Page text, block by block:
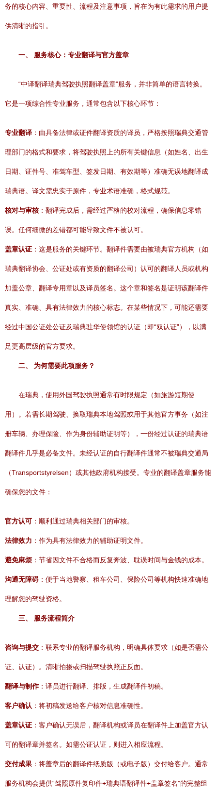
务的核心内容、重要性、流程及注意事项，旨在为有此需求的用户提
供清晰的指引。
一、 服务核心：专业翻译与官方盖章
“中译翻译瑞典驾驶执照翻译盖章”服务，并非简单的语言转换。
它是一项综合性专业服务，通常包含以下核心环节：
专业翻译 ：由具备法律或证件翻译资质的译员，严格按照瑞典交通管
理部门的格式和要求，将驾驶执照上的所有关键信息（如姓名、出生
日期、证件号、准驾车型、签发日期、有效期等）准确无误地翻译成
瑞典语。译文需忠实于原件，专业术语准确，格式规范。
核对与审核 ：翻译完成后，需经过严格的校对流程，确保信息零错
误。任何细微的差错都可能导致文件不被认可。
盖章认证 ：这是服务的关键环节。翻译件需要由被瑞典官方机构（如
瑞典翻译协会、公证处或有资质的翻译公司）认可的翻译人员或机构
加盖公章、翻译专用章以及译员签名。这个章和签名是证明该翻译件
真实、准确、具有法律效力的核心标志。在某些情况下，可能还需要
经过中国公证处公证及瑞典驻华使领馆的认证（即“双认证”），以满
足更高层级的官方要求。
二、 为何需要此项服务？
在瑞典，使用外国驾驶执照通常有时限规定（如旅游短期使
用）。若需长期驾驶、换取瑞典本地驾照或用于其他官方事务（如注
册车辆、办理保险、作为身份辅助证明等），一份经过认证的瑞典语
翻译件几乎是必备文件。未经认证的自行翻译件通常不被瑞典交通局
（Transportstyrelsen）或其他政府机构接受。专业的翻译盖章服务能
确保您的文件：
官方认可 ：顺利通过瑞典相关部门的审核。
法律效力 ：作为具有法律效力的辅助证明文件。
避免麻烦 ：节省因文件不合格而反复奔波、耽误时间与金钱的成本。
沟通无障碍：便于当地警察、租车公司、保险公司等机构快速准确地
理解您的驾驶资格。
三、 服务流程简介
咨询与提交 ：联系专业的翻译服务机构，明确具体要求（如是否需公
证、认证）。清晰拍摄或扫描驾驶执照正反面。
翻译与制作：译员进行翻译、排版，生成翻译件初稿。
客户确认 ：将初稿发送给客户核对信息准确性。
盖章认证 ：客户确认无误后，翻译机构或译员在翻译件上加盖官方认
可的翻译章并签名。如需公证认证，则进入相应流程。
交付成果 ：将盖章后的翻译件纸质版（或电子版）交付给客户。通常
服务机构会提供“驾照原件复印件+瑞典语翻译件+盖章签名”的完整组